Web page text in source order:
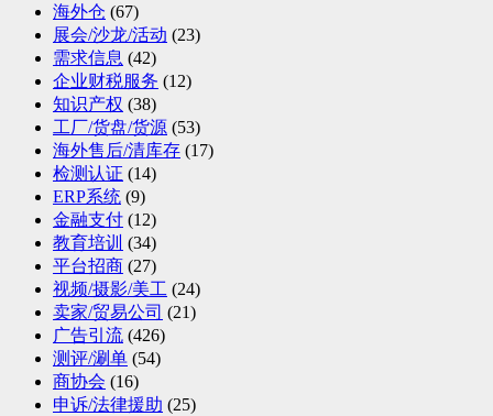
海外仓 (67)
展会/沙龙/活动 (23)
需求信息 (42)
企业财税服务 (12)
知识产权 (38)
工厂/货盘/货源 (53)
海外售后/清库存 (17)
检测认证 (14)
ERP系统 (9)
金融支付 (12)
教育培训 (34)
平台招商 (27)
视频/摄影/美工 (24)
卖家/贸易公司 (21)
广告引流 (426)
测评/涮单 (54)
商协会 (16)
申诉/法律援助 (25)